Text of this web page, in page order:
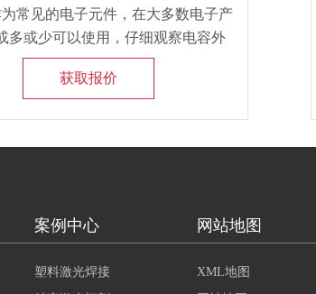
常见的电子元件，在大多数电子产
多或少可以使用，仔细观察电容外
发现电容盒上会打标刻印一些信息图
信息图案是为了防止发生意外事故.
获取报价
案例中心
塑料激光焊接
网站地图
XML地图